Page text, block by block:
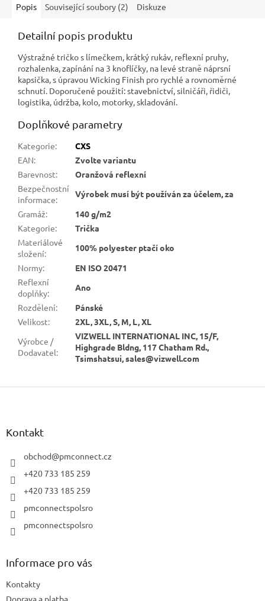
Popis Související soubory (2) Diskuze
Detailní popis produktu
Výstražné tričko s límečkem, krátký rukáv, reflexní pruhy,
rozhalenka, zapínání na 3 knoflíčky, na levé straně náprsní
kapsička, s úpravou Wicking Finish pro rychlé a rovnoměrné
schnutí. Doporučené použití: stavebnictví, silničáři, řidiči,
logistika, údržba, kolo, motorky, skladování.
Doplňkové parametry
Kategorie:
CXS
EAN:
Zvolte variantu
Barevnost:
Oranžová reflexní
Bezpečnostní
informace:
Výrobek musí být používán za účelem, za
Gramáž:
140 g/m2
Kategorie:
Trička
Materiálové
složení:
100% polyester ptačí oko
Normy:
EN ISO 20471
Reflexní
doplňky:
Ano
Rozdělení:
Pánské
Velikost:
2XL, 3XL, S, M, L, XL
Výrobce /
Dodavatel:
VIZWELL INTERNATIONAL INC, 15/F,
Highgrade Bldng, 117 Chatham Rd.,
Tsimshatsui, sales@vizwell.com
Z
Kontakt
obchod@pmconnect.cz
+420 733 185 259
+420 733 185 259
pmconnectspolsro
pmconnectspolsro
Informace pro vás
Kontakty
Doprava a platba